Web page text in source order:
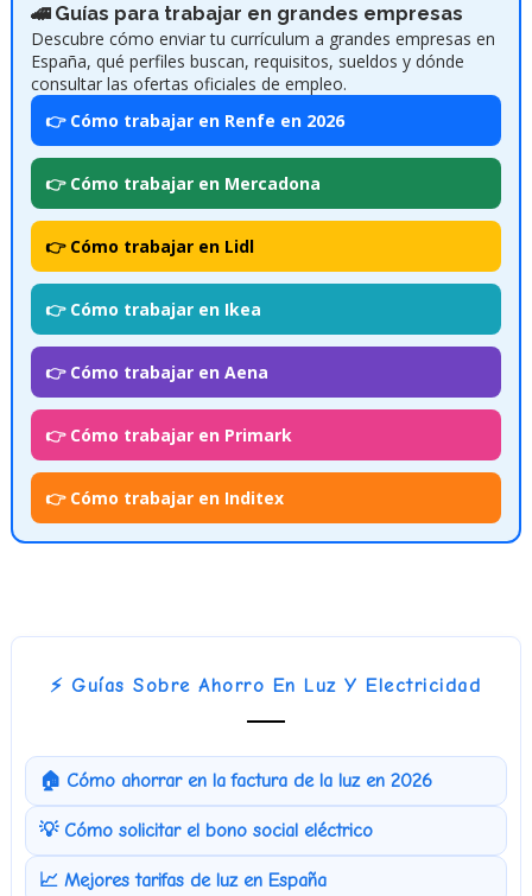
🚄 Guías para trabajar en grandes empresas
Descubre cómo enviar tu currículum a grandes empresas en
España, qué perfiles buscan, requisitos, sueldos y dónde
consultar las ofertas oficiales de empleo.
👉 Cómo trabajar en Renfe en 2026
👉 Cómo trabajar en Mercadona
👉 Cómo trabajar en Lidl
👉 Cómo trabajar en Ikea
👉 Cómo trabajar en Aena
👉 Cómo trabajar en Primark
👉 Cómo trabajar en Inditex
⚡ Guías Sobre Ahorro En Luz Y Electricidad
🏠 Cómo ahorrar en la factura de la luz en 2026
💡 Cómo solicitar el bono social eléctrico
📈 Mejores tarifas de luz en España